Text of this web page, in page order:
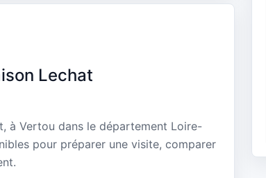
Lechat
à Vertou dans le département Loire-
pour préparer une visite, comparer